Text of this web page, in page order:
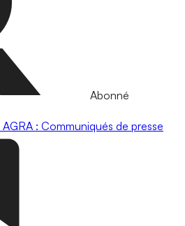
Abonné
AGRA : Communiqués de presse